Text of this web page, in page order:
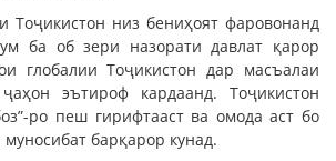
Тоҷикистон низ бениҳоят фаровонанд
ба об зери назорати давлат қарор
глобалии Тоҷикистон дар масъалаи
эътироф кардаанд. Тоҷикистон
ро пеш гирифтааст ва омода аст бо
барқарор кунад.